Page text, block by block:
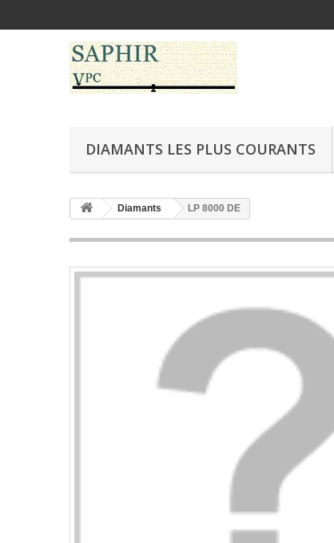
DIAMANTS LES PLUS COURANTS
Diamants LP 8000 DE